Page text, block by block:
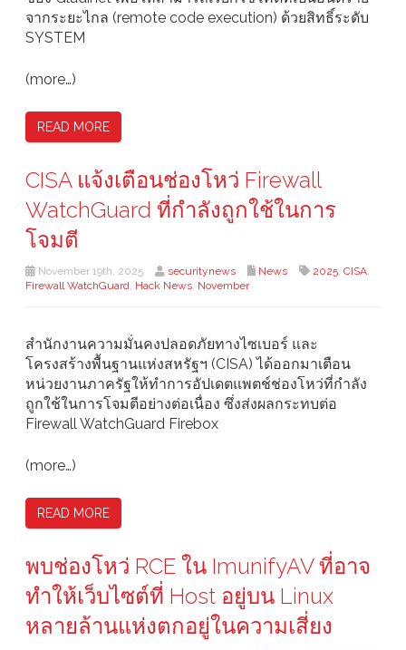
จากระยะไกล (remote code execution) ด้วยสิทธิ์ระดับ
SYSTEM
(more…)
READ MORE
CISA แจ้งเตือนช่องโหว่ Firewall
WatchGuard ที่กำลังถูกใช้ในการ
โจมตี
November 19th, 2025 securitynews News 2025, CISA,
Firewall WatchGuard, Hack News, November
สำนักงานความมั่นคงปลอดภัยทางไซเบอร์ และ
โครงสร้างพื้นฐานแห่งสหรัฐฯ (CISA) ได้ออกมาเตือน
หน่วยงานภาครัฐให้ทำการอัปเดตแพตช์ช่องโหว่ที่กำลัง
ถูกใช้ในการโจมตีอย่างต่อเนื่อง ซึ่งส่งผลกระทบต่อ
Firewall WatchGuard Firebox
(more…)
READ MORE
พบช่องโหว่ RCE ใน ImunifyAV ที่อาจ
ทำให้เว็บไซต์ที่ Host อยู่บน Linux
หลายล้านแห่งตกอยู่ในความเสี่ยง